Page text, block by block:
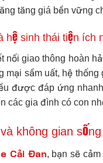
tăng giá bền vững
hệ sinh thái tiện ích
nối giao thông hoàn
mại sầm uất, hệ
được đáp ứng
các gia đình có con
không gian
Cải Đan, bạn sẽ